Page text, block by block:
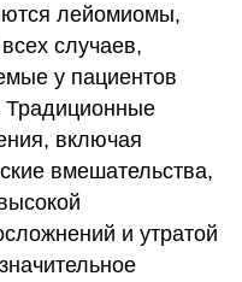
лейомиомы,
случаев,
у пациентов
Традиционные
включая
вмешательства,
и утратой